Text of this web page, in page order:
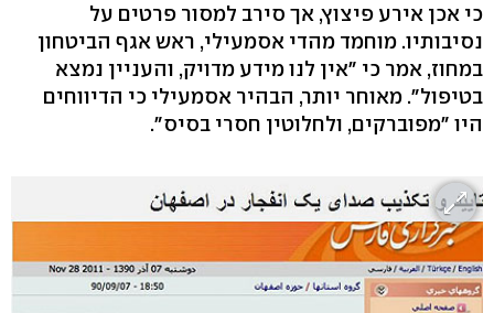
כי אכן אירע פיצוץ, אך סירב למסור פרטים על
נסיבותיו. מוחמד מהדי אסמעילי, ראש אגף הביטחון
במחוז, אמר כי "אין לנו מידע מדויק, והעניין נמצא
בטיפול". מאוחר יותר, הבהיר אסמעילי כי הדיווחים
היו "מפוברקים, ולחלוטין חסרי בסיס".